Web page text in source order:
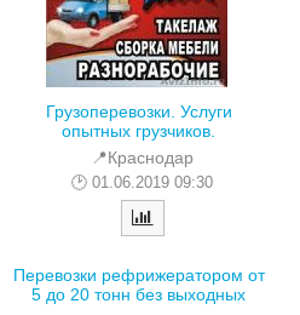
Грузоперевозки. Услуги
опытных грузчиков.
📍Краснодар
01.06.2019 09:30
Перевозки рефрижератором от
5 до 20 тонн без выходных